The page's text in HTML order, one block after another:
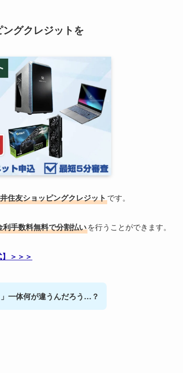
グクレジットを
住友ショッピングクレジットです。
利手数料無料で分割払いを行うことができます。
＞＞＞
一体何が違うんだろう…？